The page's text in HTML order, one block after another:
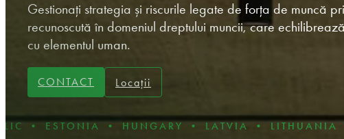
Gestionați strategia și riscurile legate de forța de muncă
recunoscută în domeniul dreptului muncii, care
cu elementul uman.
CONTACT Locații
• HUNGARY • LATVIA • LITHUANIA •